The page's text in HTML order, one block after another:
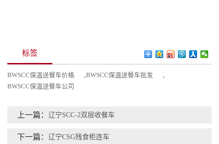
标签
BWSCC保温送餐车价格 ,BWSCC保温送餐车批发
,
BWSCC保温送餐车公司
上一篇： 辽宁SCC-2双层收餐车
下一篇： 辽宁CSG残食柜连车